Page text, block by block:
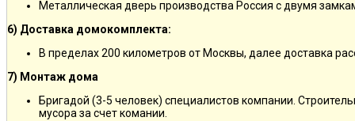
Металлическая дверь производства Россия с двумя
6) Доставка домокомплекта:
В пределах 200 километров от Москвы, далее доставка
7) Монтаж дома
Бригадой (3-5 человек) специалистов компании.
мусора за счет комании.